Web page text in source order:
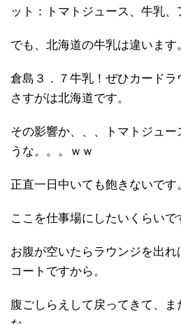
ット：トマトジュース、牛乳、
でも、北海道の牛乳は違います
倉島３．７牛乳！ぜひカードラ
さすがは北海道です。
その影響か、、、トマトジュー
うな。。。ｗｗ
正直一日中いても飽きないです
ここを仕事場にしたいくらいで
お腹が空いたらラウンジを出
コートですから。
腹ごしらえして戻ってきて、